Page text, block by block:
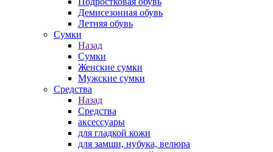
Демисезонная обувь
Летняя обувь
Сумки
Назад
Сумки
Женские сумки
Мужские сумки
Средства
Назад
Средства
аксессуары
для гладкой кожи
для замши, нубука, велюра